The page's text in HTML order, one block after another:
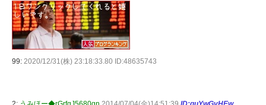
99: 2020/12/31(株) 23:18:33.80 ID:48635743